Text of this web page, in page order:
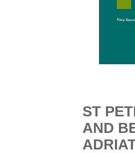
ST
AND